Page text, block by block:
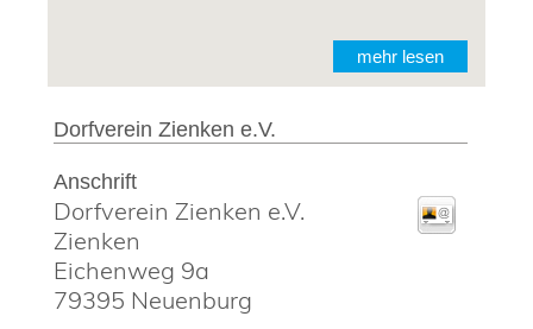
mehr lesen
Dorfverein Zienken e.V.
Anschrift
Dorfverein Zienken e.V.
Zienken
Eichenweg 9a
79395 Neuenburg